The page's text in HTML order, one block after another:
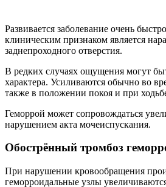
Развивается заболевание очень
клиническим признаком является
заднепроходного отверстия.
В редких случаях ощущения могут
характера. Усиливаются обычно во
также в положении покоя и при
Геморрой может сопровождаться
нарушением акта мочеиспускания.
Обострённый тромбоз
При нарушении кровообращения
геморроидальные узлы